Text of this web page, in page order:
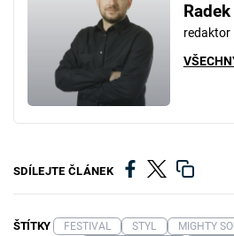
redaktor
SDÍLEJTE ČLÁNEK
ŠTÍTKY FESTIVAL STYL MIGHTY